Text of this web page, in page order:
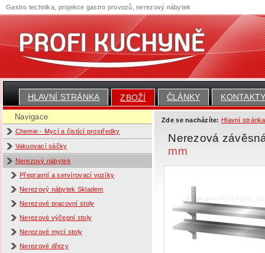
HLAVNÍ STRÁNKA ZBOŽÍ ČLÁNKY
Navigace
Chemie - Mycí a čistící prostředky
Vakuovací sáčky
Nerezový nábytek
Přepravní a servírovací vozíky
Nerezový nábytek Skladem
Nerezové pracovní stoly
Nerezové výčepní stoly
Nerezové mycí stoly
Nerezové dřezy
Zde se nacházíte: Hlavní stránka
Nerezová
mm
Gastro technika, projekce gastro provozů, nerezový nábytek